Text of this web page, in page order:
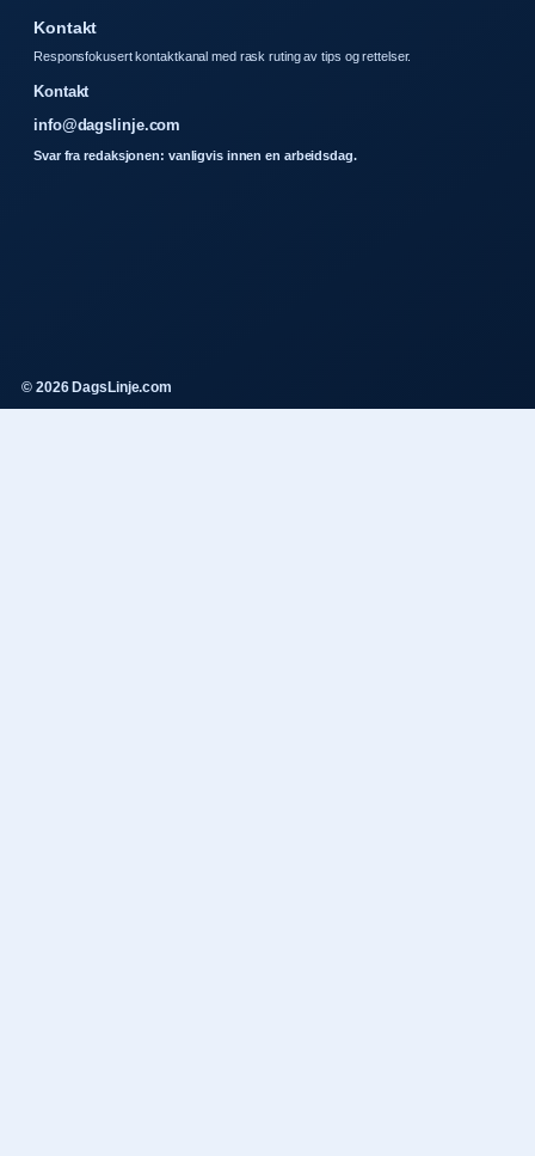
Kontakt
Responsfokusert kontaktkanal med rask ruting av tips og rettelser.
Kontakt
info@dagslinje.com
Svar fra redaksjonen: vanligvis innen en arbeidsdag.
© 2026 DagsLinje.com